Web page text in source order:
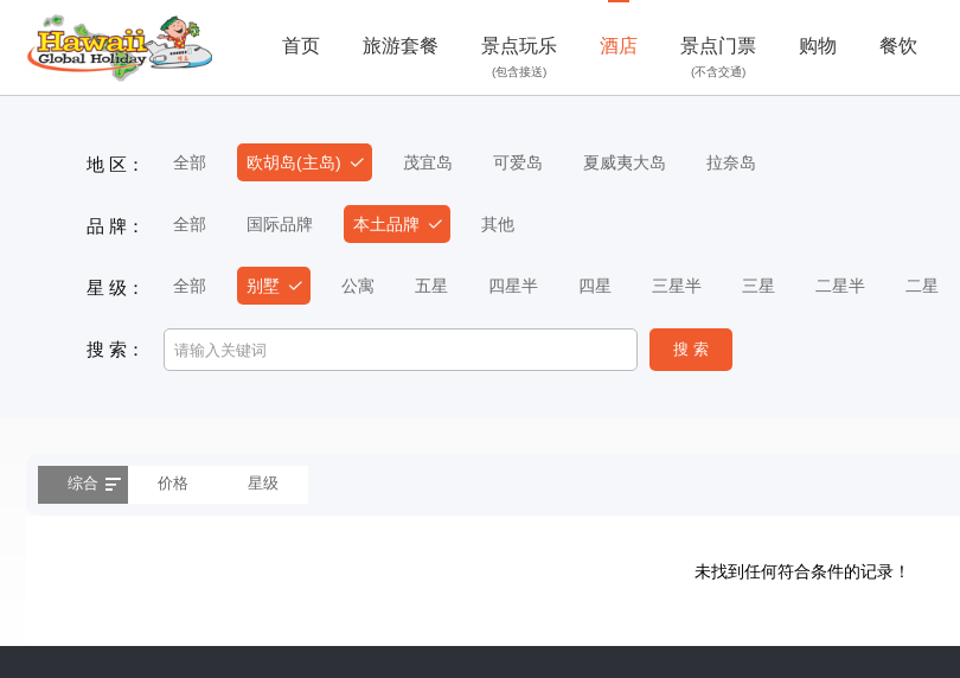
首页 旅游套餐 景点玩乐
(包含接送)
酒店 景点门票
(不含交通)
购物 餐饮
地 区： 全部 欧胡岛(主岛) 茂宜岛 可爱岛 夏威夷大岛 拉奈岛
品 牌： 全部 国际品牌 本土品牌 其他
星 级： 全部 别墅 公寓 五星 四星半 四星 三星半 三星 二星半 二星
搜 索：
综合 价格 星级
未找到任何符合条件的记录！